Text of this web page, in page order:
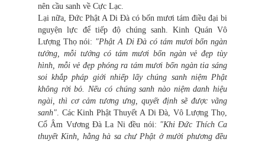
nên cầu sanh về Cực Lạc.
Lại nữa, Đức Phật A Di Đà có bốn mươi tám điều đại bi
nguyện lực để tiếp độ chúng sanh. Kinh Quán Vô
Lượng Thọ nói: "Phật A Di Đà có tám mươi bốn ngàn
tướng, mỗi tướng có tám mươi bốn ngàn vẻ đẹp tùy
hình, mỗi vẻ đẹp phóng ra tám mươi bốn ngàn tia sáng
soi khắp pháp giới nhiếp lấy chúng sanh niệm Phật
không rời bỏ. Nếu có chúng sanh nào niệm danh hiệu
ngài, thì cơ cảm tương ưng, quyết định sẽ được vãng
sanh". Các Kinh Phật Thuyết A Di Đà, Vô Lượng Thọ,
Cổ Âm Vương Đà La Ni đều nói: "Khi Đức Thích Ca
thuyết Kinh, hằng hà sa chư Phật ở mười phương đều